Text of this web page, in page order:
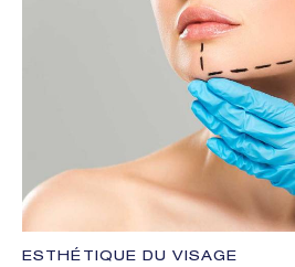
ESTHÉTIQUE DU VISAGE